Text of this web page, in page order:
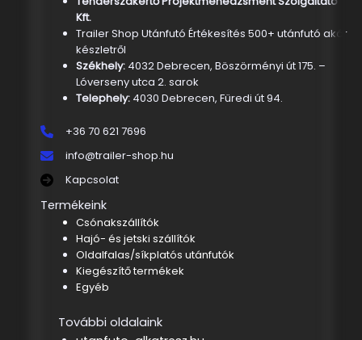
Kft.
Trailer Shop Utánfutó Értékesítés 500+ utánfutó akár
készletről
Székhely: 4032 Debrecen, Böszörményi út 175. –
Lóverseny utca 2. sarok
Telephely:4030 Debrecen, Füredi út 94.
+36 70 621 7696
info@trailer-shop.hu
Kapcsolat
Termékeink
Csónakszállítók
Hajó- és jetski szállítók
Oldalfalas/síkplatós utánfutók
Kiegészítő termékek
Egyéb
További oldalaink